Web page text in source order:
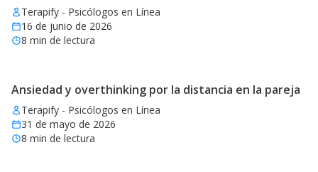
Terapify - Psicólogos en Línea
16 de junio de 2026
8 min de lectura
Ansiedad y overthinking por la distancia en la pareja
Terapify - Psicólogos en Línea
31 de mayo de 2026
8 min de lectura